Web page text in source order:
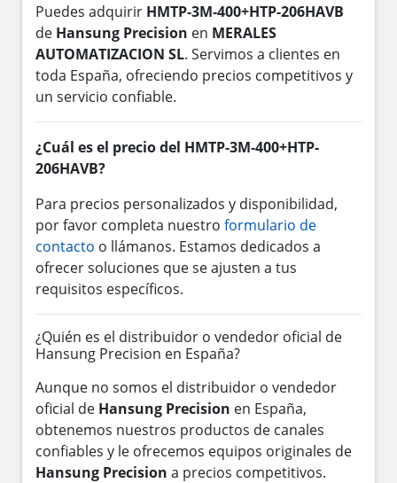
Puedes adquirir HMTP-3M-400+HTP-206HAVB
de Hansung Precision en MERALES
AUTOMATIZACION SL. Servimos a clientes en
toda España, ofreciendo precios competitivos y
un servicio confiable.
¿Cuál es el precio del HMTP-3M-400+HTP-
206HAVB?
Para precios personalizados y disponibilidad,
por favor completa nuestro formulario de
contacto o llámanos. Estamos dedicados a
ofrecer soluciones que se ajusten a tus
requisitos específicos.
¿Quién es el distribuidor o vendedor oficial de
Hansung Precision en España?
Aunque no somos el distribuidor o vendedor
oficial de Hansung Precision en España,
obtenemos nuestros productos de canales
confiables y le ofrecemos equipos originales de
Hansung Precision a precios competitivos.